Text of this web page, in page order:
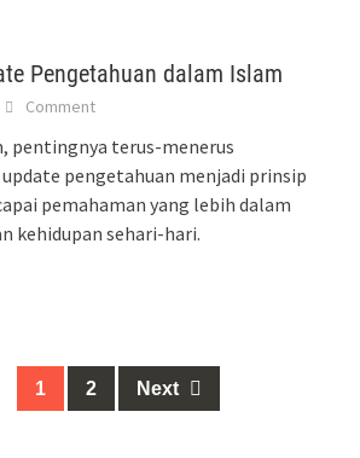
Pengetahuan dalam Islam
Comment
pentingnya terus-menerus
pengetahuan menjadi prinsip
pemahaman yang lebih dalam
kehidupan sehari-hari.
1 2 Next